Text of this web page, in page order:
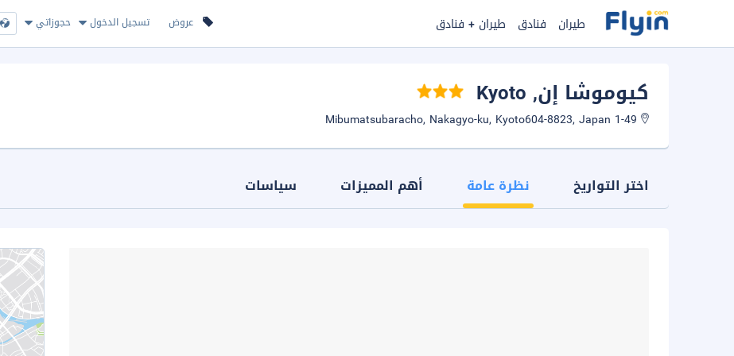
عروض تسجيل الدخول حجوزاتي طيران فنادق طيران + فنادق
كيوموشا إن, Kyoto
اختر التواريخ نظرة عامة أهم المميزات سياسات